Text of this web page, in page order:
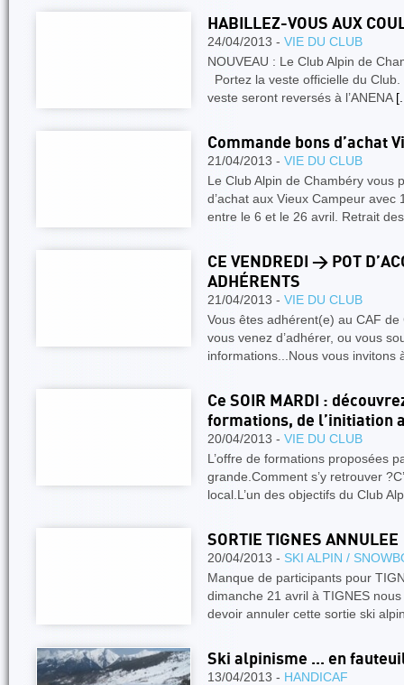
HABILLEZ-VOUS AUX
24/04/2013 - VIE DU CLUB
NOUVEAU : Le Club Alpin de
Portez la veste officielle du
veste seront reversés à l’ANENA
Commande bons d’achat
21/04/2013 - VIE DU CLUB
Le Club Alpin de Chambéry vous
d’achat aux Vieux Campeur
entre le 6 et le 26 avril. Retrait
CE VENDREDI > POT
ADHÉRENTS
21/04/2013 - VIE DU CLUB
Vous êtes adhérent(e) au CAF
vous venez d’adhérer, ou vous
informations...Nous vous invitons
Ce SOIR MARDI :
formations, de l’initiation
20/04/2013 - VIE DU CLUB
L’offre de formations proposées
grande.Comment s’y retrouver
local.L’un des objectifs du Club
SORTIE TIGNES ANNULEE
20/04/2013 - SKI ALPIN /
Manque de participants pour
dimanche 21 avril à TIGNES
devoir annuler cette sortie ski
Ski alpinisme ... en
13/04/2013 - HANDICAF